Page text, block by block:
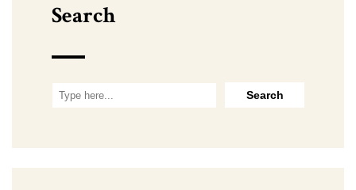
Search